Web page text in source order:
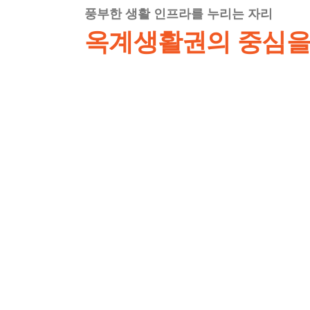
풍부한 생활 인프라를 누리는 자리
옥계생활권의 중심